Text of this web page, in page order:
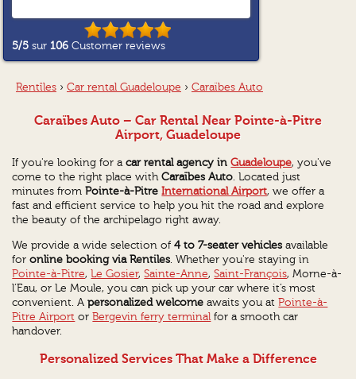
5/5 sur 106 Customer reviews
Rentîles › Car rental Guadeloupe › Caraïbes Auto
Caraïbes Auto – Car Rental Near Pointe-à-Pitre
Airport, Guadeloupe
If you're looking for acar rental agency inGuadeloupe, you've
come to the right place withCaraïbes Auto. Located just
minutes fromPointe-à-PitreInternational Airport, we offer a
fast and efficient service to help you hit the road and explore
the beauty of the archipelago right away.
We provide a wide selection of4 to 7-seater vehicles available
foronline booking via Rentiles. Whether you're staying in
Pointe-à-Pitre,Le Gosier,Sainte-Anne,Saint-François, Morne-à-
l’Eau, or Le Moule, you can pick up your car where it’s most
convenient. Apersonalized welcome awaits you atPointe-à-
Pitre Airport orBergevin ferry terminal for a smooth car
handover.
Personalized Services That Make a Difference